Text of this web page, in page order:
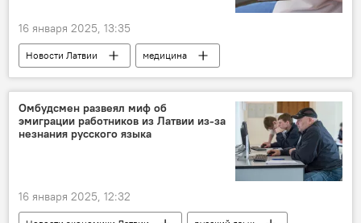
16 января 2025, 13:35
Новости Латвии
медицина
дифтерия
обязательная вакцинация
Омбудсмен развеял миф об
эмиграции работников из Латвии из-за
незнания русского языка
16 января 2025, 12:32